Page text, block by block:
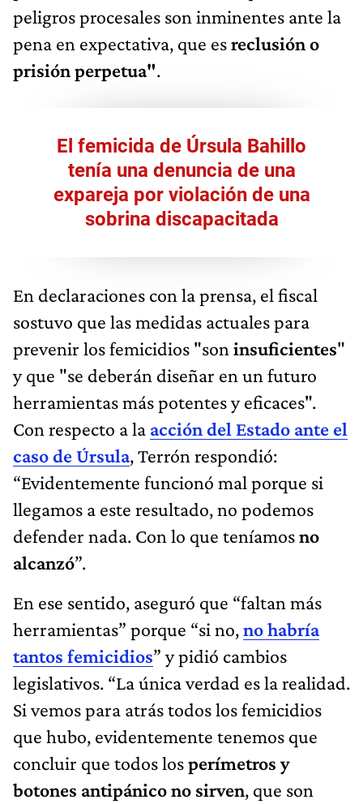
peligros procesales son inminentes ante la
pena en expectativa, que esreclusión o
prisión perpetua".
El femicida de Úrsula Bahillo
tenía una denuncia de una
expareja por violación de una
sobrina discapacitada
En declaraciones con la prensa, el fiscal
sostuvo que las medidas actuales para
prevenir los femicidios "son insuficientes"
y que "se deberán diseñar en un futuro
herramientas más potentes y eficaces".
Con respecto a la acción del Estado ante el
caso de Úrsula, Terrón respondió:
“Evidentemente funcionó mal porque si
llegamos a este resultado, no podemos
defender nada. Con lo que teníamosno
alcanzó”.
En ese sentido, aseguró que “faltan más
herramientas” porque “si no,no habría
tantos femicidios” y pidió cambios
legislativos. “La única verdad es la realidad.
Si vemos para atrás todos los femicidios
que hubo, evidentemente tenemos que
concluir que todos losperímetros y
botones antipánico no sirven, que son